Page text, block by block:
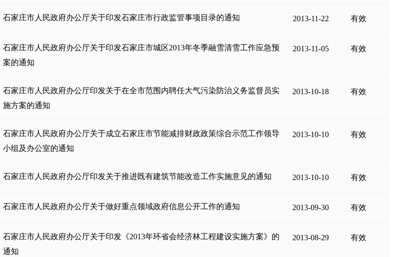
石家庄市人民政府办公厅关于印发石家庄市行政监管事项目录的通知 2013-11-22 有效
石家庄市人民政府办公厅关于印发石家庄市城区2013年冬季融雪清雪工作应急预
案的通知
2013-11-05 有效
石家庄市人民政府办公厅印发关于在全市范围内聘任大气污染防治义务监督员实
施方案的通知
2013-10-18 有效
石家庄市人民政府办公厅关于成立石家庄市节能减排财政政策综合示范工作领导
小组及办公室的通知
2013-10-10 有效
石家庄市人民政府办公厅印发关于推进既有建筑节能改造工作实施意见的通知 2013-10-10 有效
石家庄市人民政府办公厅关于做好重点领域政府信息公开工作的通知 2013-09-30 有效
石家庄市人民政府办公厅关于印发《2013年环省会经济林工程建设实施方案》的
通知
2013-08-29 有效